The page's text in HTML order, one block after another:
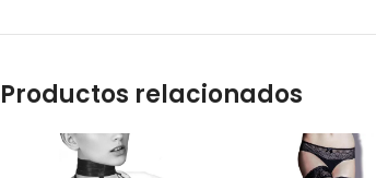
Productos relacionados